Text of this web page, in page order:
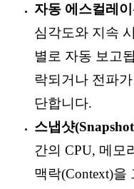
자동 에스컬레
심각도와 지속
별로 자동 보고
락되거나 전파
단합니다.
스냅샷
간의 CPU, 메모
맥락(Context)을